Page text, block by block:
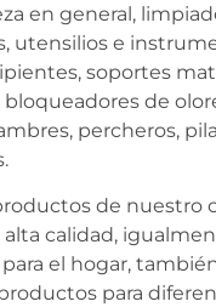
en general,
utensilios e
soportes
bloqueadores de
percheros,
de nuestro
alta calidad,
el hogar,
para